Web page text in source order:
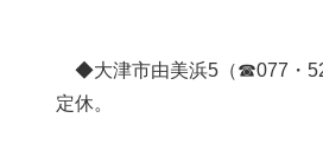
◆大津市由美浜5（☎077・
定休。